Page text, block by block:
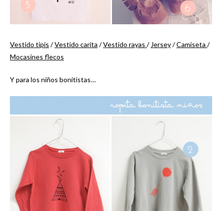
Vestido tipis /Vestido carita /Vestido rayas / Jersey/Camiseta /
Mocasines flecos
Y para los niños bonitistas…